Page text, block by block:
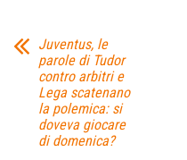
Juventus, le
parole di Tudor
contro arbitri e
Lega scatenano
la polemica: si
doveva giocare
di domenica?